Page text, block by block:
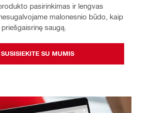
pasirinkimas ir lengvas
malonesnio būdo, kaip
saugą.
SUSISIEKITE SU MUMIS